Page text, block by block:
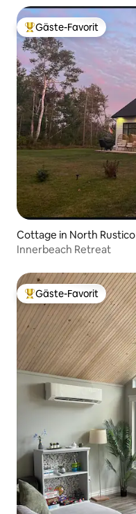
Beliebter Gäste-Favorit.
Gäste-Favorit
Cottage in North Rustico
Innerbeach Retreat
Beliebter Gäste-Favorit.
Gäste-Favorit